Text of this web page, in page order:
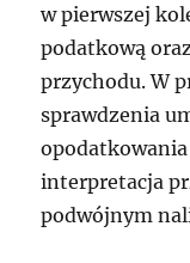
w pierwszej
podatkową
przychodu. W
sprawdzenia
interpretacja
podwójnym